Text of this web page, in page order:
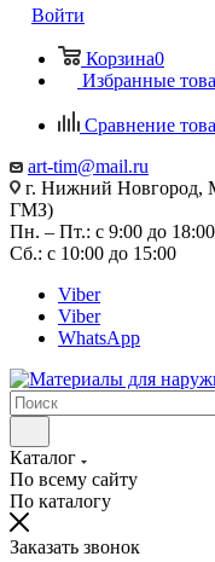
Войти
Корзина0
Избранные
Сравнение
art-tim@mail.ru
г. Нижний Новгород,
ГМЗ)
Пн. – Пт.: с 9:00 до 18:00
Сб.: с 10:00 до 15:00
Viber
Viber
WhatsApp
Каталог
По всему сайту
По каталогу
Заказать звонок